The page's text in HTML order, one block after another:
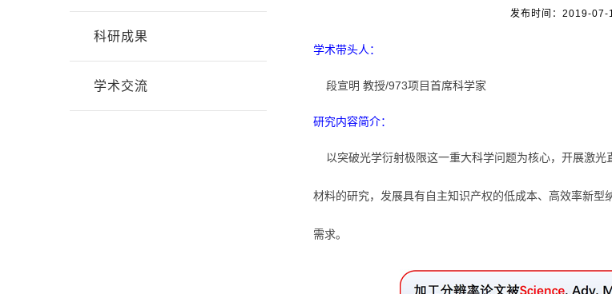
科研成果
学术交流
发布时间：2019-
学术带头人：
段宣明 教授/973项目首席科学家
研究内容简介：
以突破光学衍射极限这一重大科学问题为核心，开展激光
材料的研究，发展具有自主知识产权的低成本、高效率新
需求。